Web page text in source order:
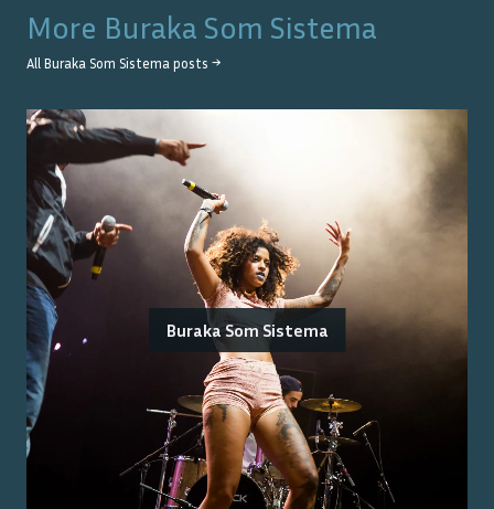
More Buraka Som Sistema
All Buraka Som Sistema posts →
Buraka Som Sistema